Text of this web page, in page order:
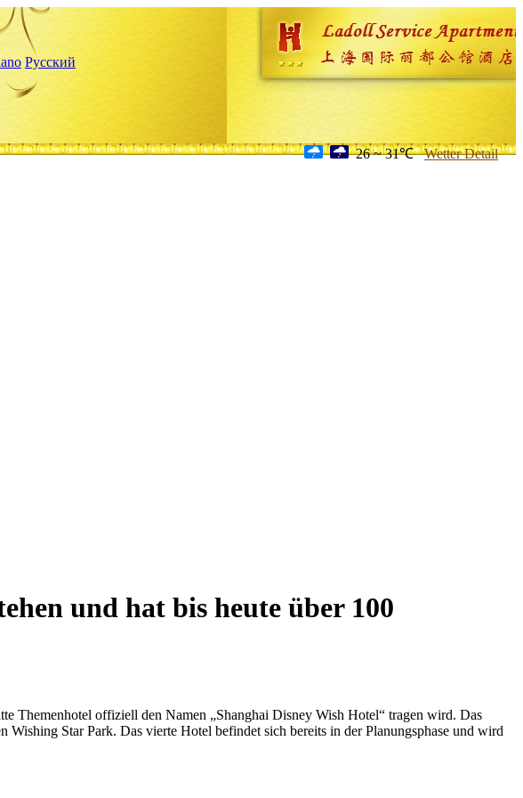
Русский
26 ~ 31℃ Wetter Detail
und hat bis heute über 100
Themenhotel offiziell den Namen „Shanghai Disney Wish Hotel“ tragen wird. Das
Star Park. Das vierte Hotel befindet sich bereits in der Planungsphase und wird